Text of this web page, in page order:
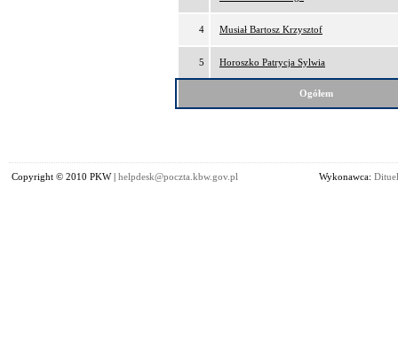
4 Musiał Bartosz Krzysztof
5 Horoszko Patrycja Sylwia
Ogółem
Copyright © 2010 PKW | helpdesk@poczta.kbw.gov.pl Wykonawca: